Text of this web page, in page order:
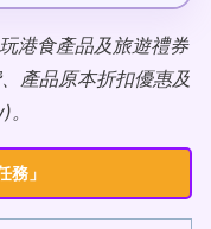
港食產品及旅遊禮券
產品原本折扣優惠及
務」